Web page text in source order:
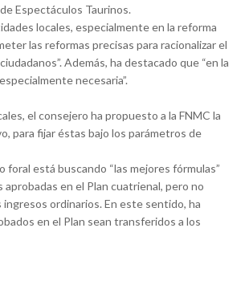
Espectáculos Taurinos.
locales, especialmente en la reforma
las reformas precisas para racionalizar el
Además, ha destacado que “en la
necesaria”.
el consejero ha propuesto a la FNMC la
para fijar éstas bajo los parámetros de
está buscando “las mejores fórmulas”
en el Plan cuatrienal, pero no
ordinarios. En este sentido, ha
en el Plan sean transferidos a los